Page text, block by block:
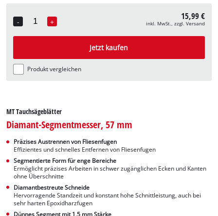
-
Quantity
+ 15,99 €
inkl. MwSt., zzgl. Versand
Jetzt kaufen
Produkt vergleichen
MT Tauchsägeblätter
Diamant-Segmentmesser, 57 mm
Präzises Austrennen von Fliesenfugen
Effizientes und schnelles Entfernen von Fliesenfugen
Segmentierte Form für enge Bereiche
Ermöglicht präzises Arbeiten in schwer zugänglichen Ecken und Kanten
ohne Überschnitte
Diamantbestreute Schneide
Hervorragende Standzeit und konstant hohe Schnittleistung, auch bei
sehr harten Epoxidharzfugen
Dünnes Segment mit 1,5 mm Stärke